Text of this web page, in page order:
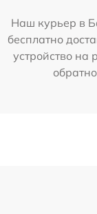
Наш курьер в
бесплатно
устройство на